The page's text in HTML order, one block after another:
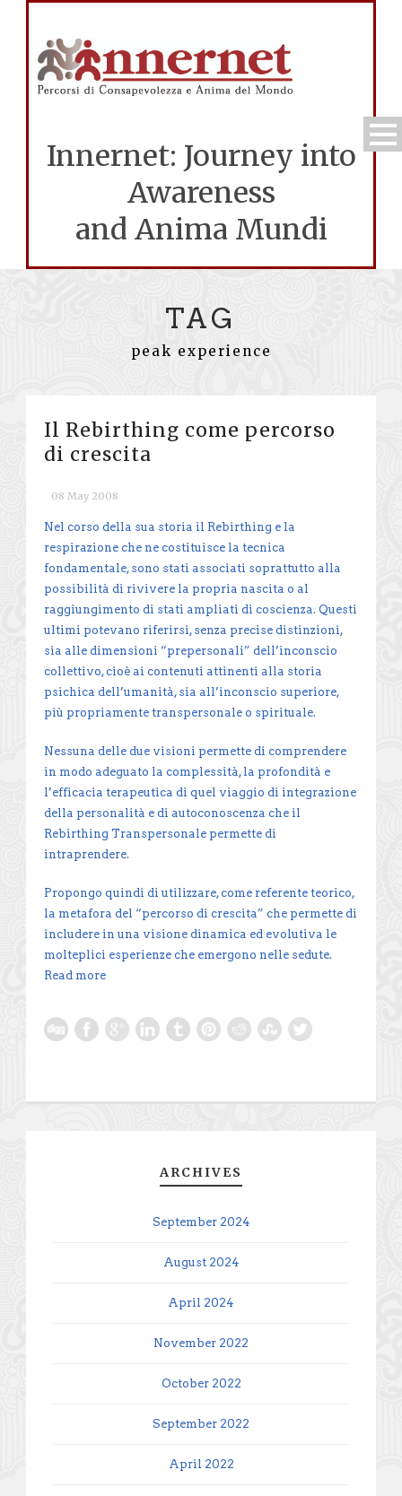
Innernet: Journey into
Awareness
and Anima Mundi
TAG
peak experience
Il Rebirthing come percorso
di crescita
08 May 2008
Nel corso della sua storia il Rebirthing e la
respirazione che ne costituisce la tecnica
fondamentale, sono stati associati soprattutto alla
possibilità di rivivere la propria nascita o al
raggiungimento di stati ampliati di coscienza. Questi
ultimi potevano riferirsi, senza precise distinzioni,
sia alle dimensioni “prepersonali” dell’inconscio
collettivo, cioè ai contenuti attinenti alla storia
psichica dell’umanità, sia all’inconscio superiore,
più propriamente transpersonale o spirituale.
Nessuna delle due visioni permette di comprendere
in modo adeguato la complessità, la profondità e
l’efficacia terapeutica di quel viaggio di integrazione
della personalità e di autoconoscenza che il
Rebirthing Transpersonale permette di
intraprendere.
Propongo quindi di utilizzare, come referente teorico,
la metafora del “percorso di crescita” che permette di
includere in una visione dinamica ed evolutiva le
molteplici esperienze che emergono nelle sedute.
Read more
ARCHIVES
September 2024
August 2024
April 2024
November 2022
October 2022
September 2022
April 2022